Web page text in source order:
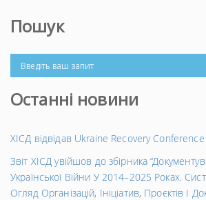
Пошук
Останні новини
ХІСД відвідав Ukraine Recovery
Звіт ХІСД увійшов до збірника
Української Війни У 2014–2025 Роках.
Огляд Організацій, Ініціатив, Проєктів І